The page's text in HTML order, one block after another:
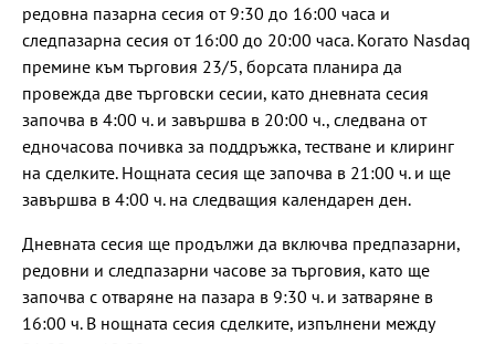
редовна пазарна сесия от 9:30 до 16:00 часа и
следпазарна сесия от 16:00 до 20:00 часа. Когато Nasdaq
премине към търговия 23/5, борсата планира да
провежда две търговски сесии, като дневната сесия
започва в 4:00 ч. и завършва в 20:00 ч., следвана от
едночасова почивка за поддръжка, тестване и клиринг
на сделките. Нощната сесия ще започва в 21:00 ч. и ще
завършва в 4:00 ч. на следващия календарен ден.
Дневната сесия ще продължи да включва предпазарни,
редовни и следпазарни часове за търговия, като ще
започва с отваряне на пазара в 9:30 ч. и затваряне в
16:00 ч. В нощната сесия сделките, изпълнени между